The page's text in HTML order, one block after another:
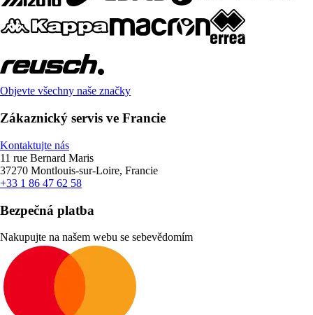
Objevte všechny naše značky
Zákaznický servis ve Francie
Kontaktujte nás
11 rue Bernard Maris
37270 Montlouis-sur-Loire, Francie
+33 1 86 47 62 58
Bezpečná platba
Nakupujte na našem webu se sebevědomím